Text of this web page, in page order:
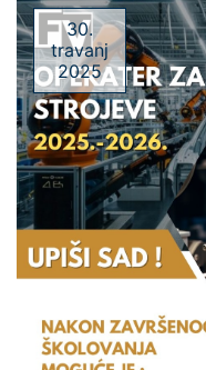
30.
travanj
2025